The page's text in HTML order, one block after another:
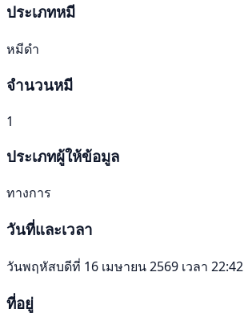
ประเภทหมี
หมีดำ
จำนวนหมี
1
ประเภทผู้ให้ข้อมูล
ทางการ
วันที่และเวลา
วันพฤหัสบดีที่ 16 เมษายน 2569 เวลา 22:42
ที่อยู่